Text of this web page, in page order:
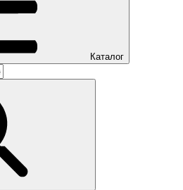
Каталог